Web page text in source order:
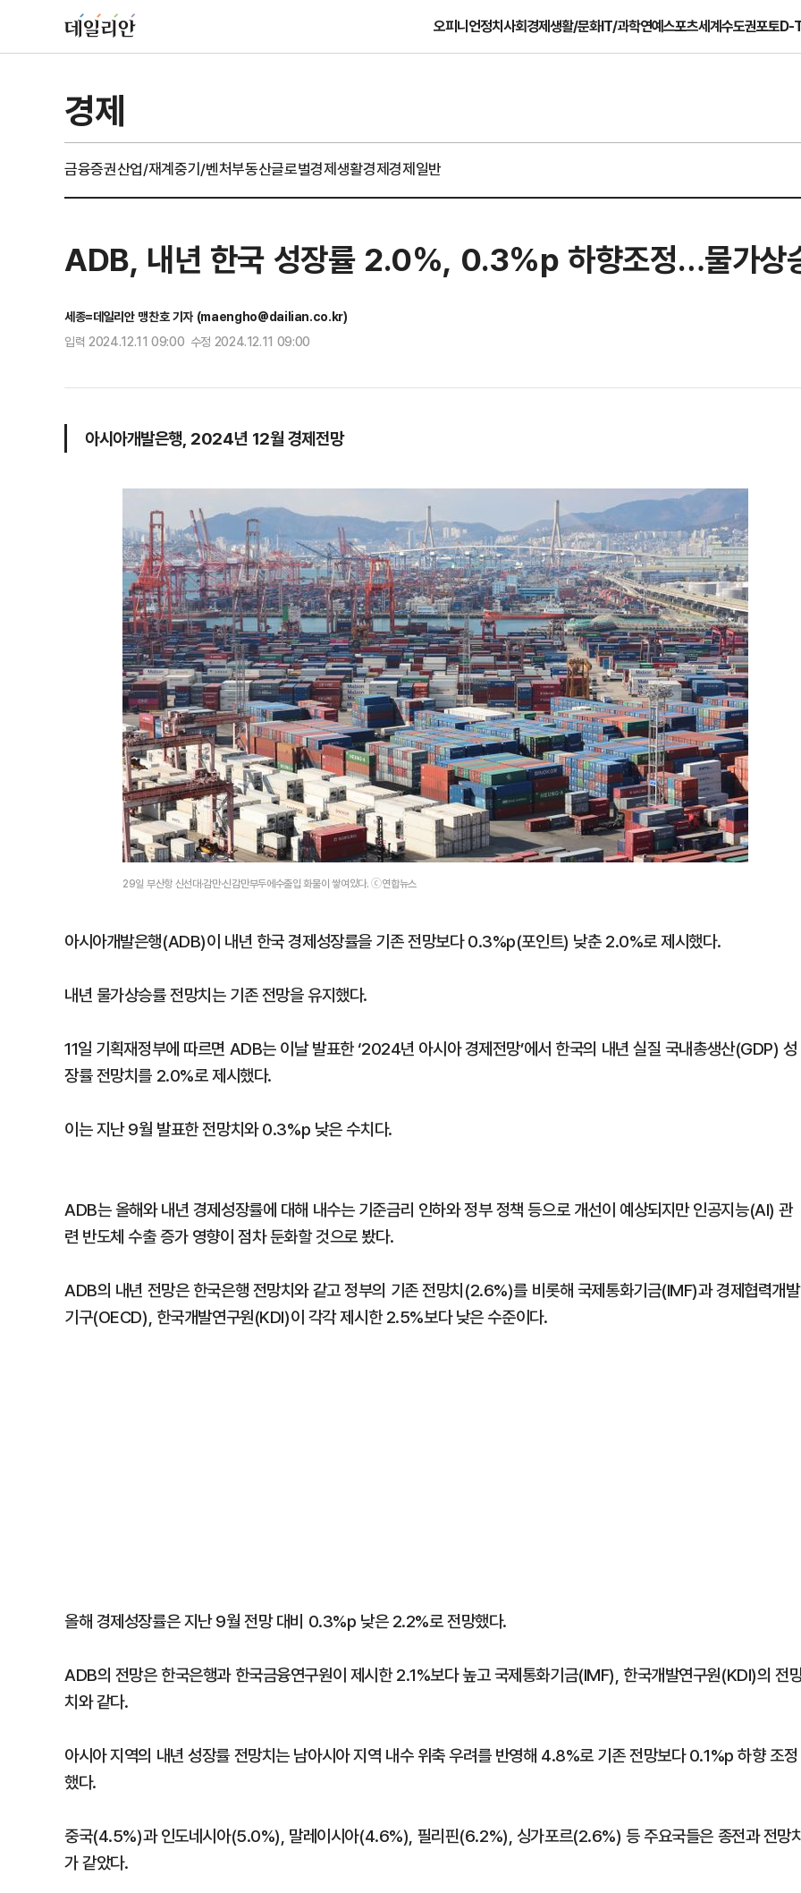
오피니언정치사회경제생활/문화IT/과학연예스포츠세계수도권포토D-
경제
금융증권산업/재계중기/벤처부동산글로벌경제생활경제경제일반
ADB, 내년 한국 성장률 2.0%, 0.3%p 하향조정…물가상
세종=데일리안 맹찬호 기자 (maengho@dailian.co.kr)
입력 2024.12.11 09:00 수정 2024.12.11 09:00
아시아개발은행, 2024년 12월 경제전망
29일 부산항 신선대·감만·신감만부두에수출입 화물이 쌓여있다. ⓒ연합뉴스
아시아개발은행(ADB)이 내년 한국 경제성장률을 기존 전망보다 0.3%p(포인트) 낮춘 2.0%로 제시했다.
내년 물가상승률 전망치는 기존 전망을 유지했다.
11일 기획재정부에 따르면 ADB는 이날 발표한 ‘2024년 아시아 경제전망’에서 한국의 내년 실질 국내총생산(GDP) 성
장률 전망치를 2.0%로 제시했다.
이는 지난 9월 발표한 전망치와 0.3%p 낮은 수치다.
ADB는 올해와 내년 경제성장률에 대해 내수는 기준금리 인하와 정부 정책 등으로 개선이 예상되지만 인공지능(AI) 관
련 반도체 수출 증가 영향이 점차 둔화할 것으로 봤다.
ADB의 내년 전망은 한국은행 전망치와 같고 정부의 기존 전망치(2.6%)를 비롯해 국제통화기금(IMF)과 경제협력개발
기구(OECD), 한국개발연구원(KDI)이 각각 제시한 2.5%보다 낮은 수준이다.
올해 경제성장률은 지난 9월 전망 대비 0.3%p 낮은 2.2%로 전망했다.
ADB의 전망은 한국은행과 한국금융연구원이 제시한 2.1%보다 높고 국제통화기금(IMF), 한국개발연구원(KDI)의 전
치와 같다.
아시아 지역의 내년 성장률 전망치는 남아시아 지역 내수 위축 우려를 반영해 4.8%로 기존 전망보다 0.1%p 하향 조정
했다.
중국(4.5%)과 인도네시아(5.0%), 말레이시아(4.6%), 필리핀(6.2%), 싱가포르(2.6%) 등 주요국들은 종전과 전망
가 같았다.